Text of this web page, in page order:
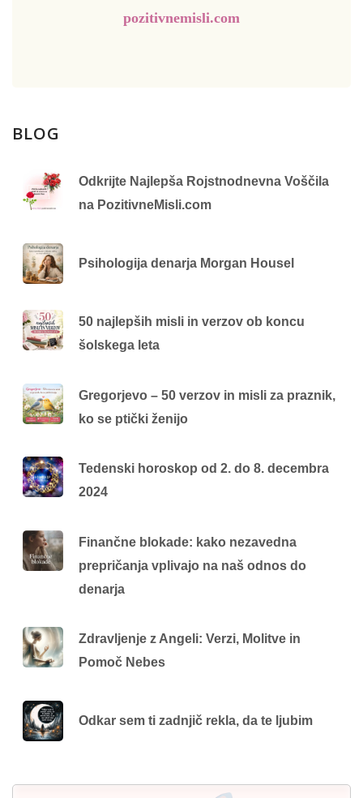
pozitivnemisli.com
BLOG
Odkrijte Najlepša Rojstnodnevna Voščila
na PozitivneMisli.com
Psihologija denarja Morgan Housel
50 najlepših misli in verzov ob koncu
šolskega leta
Gregorjevo – 50 verzov in misli za praznik,
ko se ptički ženijo
Tedenski horoskop od 2. do 8. decembra
2024
Finančne blokade: kako nezavedna
prepričanja vplivajo na naš odnos do
denarja
Zdravljenje z Angeli: Verzi, Molitve in
Pomoč Nebes
Odkar sem ti zadnjič rekla, da te ljubim